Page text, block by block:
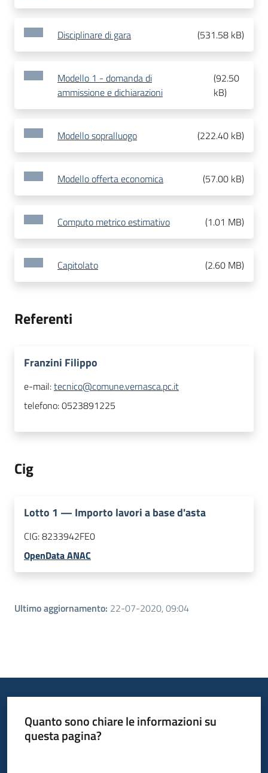
Disciplinare di gara (531.58 kB)
Modello 1 - domanda di
ammissione e dichiarazioni
(92.50
kB)
Modello sopralluogo (222.40 kB)
Modello offerta economica (57.00 kB)
Computo metrico estimativo (1.01 MB)
Capitolato (2.60 MB)
Referenti
Franzini Filippo
e-mail:tecnico@comune.vernasca.pc.it
telefono:0523891225
Cig
Lotto 1 — Importo lavori a base d'asta
CIG:8233942FE0
OpenData ANAC
Ultimo aggiornamento: 22-07-2020, 09:04
Quanto sono chiare le informazioni su
questa pagina?